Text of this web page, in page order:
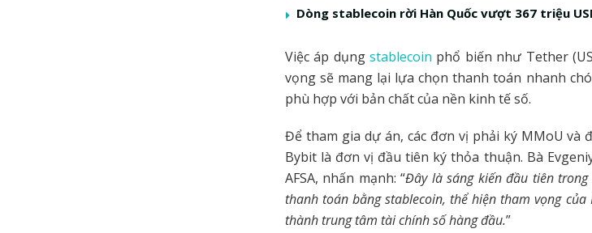
Dòng stablecoin rời Hàn Quốc vượt 367 triệu
Việc áp dụngstablecoin phổ biến như Tether
vọng sẽ mang lại lựa chọn thanh toán nhanh
phù hợp với bản chất của nền kinh tế số.
Để tham gia dự án, các đơn vị phải ký MMoU và
Bybit là đơn vị đầu tiên ký thỏa thuận. Bà
AFSA, nhấn mạnh: “Đây là sáng kiến đầu tiên
thanh toán bằng stablecoin, thể hiện tham vọng của
thành trung tâm tài chính số hàng đầu.”